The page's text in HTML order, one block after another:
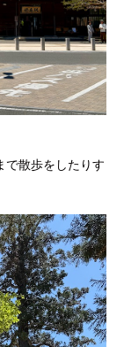
で散歩をしたりす